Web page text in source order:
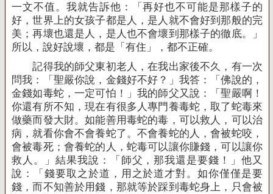
一文不值。我就告訴他：「再好也不可能是那樣子的
好，世界上的女孩子都是人，是人就不會好到那般的完
美；再壞也還是人，是人也不會壞到那樣子的徹底。」
所以，說好說壞，都是「有住」，都不正確。
記得我的師父東初老人，在我出家後不久，有一次
問我：「聖嚴你說，金錢好不好？」我答：「佛說的，
金錢如毒蛇，一定可怕！」我的師父又說：「聖嚴啊！
你還有所不知，現在有很多人專門養毒蛇，取了蛇毒來
做藥而發大財。如能善用毒蛇的毒，可以救人，可以治
病，就看你會不會養蛇了。不會養蛇的人，會被蛇咬，
會被毒死；會養蛇的人，蛇毒可以讓你賺錢，可以讓你
救人。」結果我說：「師父，那我還是要錢！」他又
說：「錢要取之於道，用之於道才對。如你僅僅是要
錢，而不知善於用錢，那就等於踩到毒蛇身上，只會被